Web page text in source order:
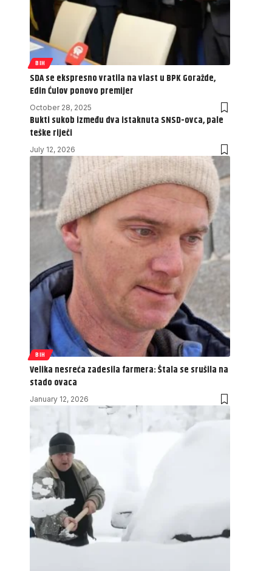
BIH
SDA se ekspresno vratila na vlast u BPK Goražde,
Edin Ćulov ponovo premijer
October 28, 2025
Bukti sukob između dva istaknuta SNSD-ovca, pale
teške riječi
July 12, 2026
BIH
Velika nesreća zadesila farmera: Štala se srušila na
stado ovaca
January 12, 2026